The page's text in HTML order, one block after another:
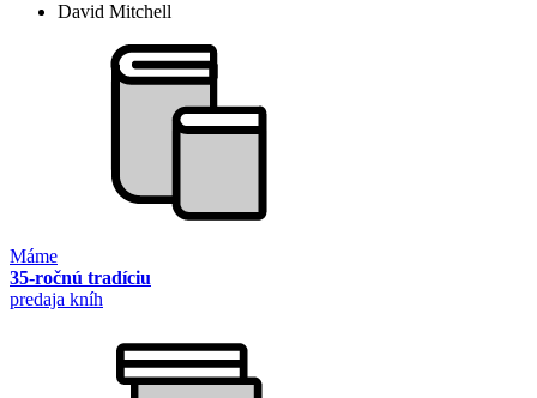
David Mitchell
Máme
35-ročnú tradíciu
predaja kníh